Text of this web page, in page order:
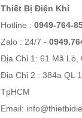
Thiết Bị Điện Khí
Hotline :0949-764-
Zalo : 24/7 -
Địa Chỉ 1: 61 Mã Lò,
Địa Chỉ 2 : 384a QL
TpHCM
Email: